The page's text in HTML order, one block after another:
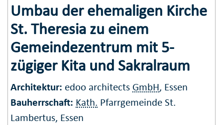
Umbau der ehemaligen Kirche
St. Theresia zu einem
Gemeindezentrum mit 5-
zügiger Kita und Sakralraum
Architektur: edoo architects GmbH, Essen
Bauherrschaft: Kath. Pfarrgemeinde St.
Lambertus, Essen